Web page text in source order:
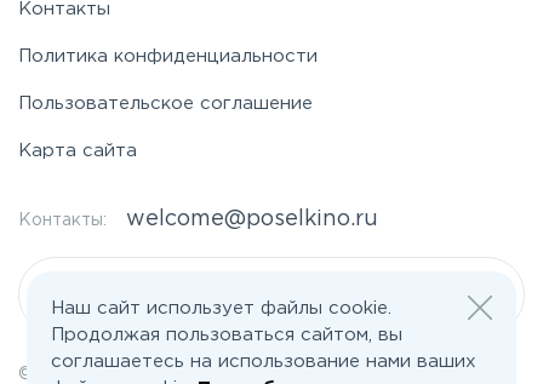
Контакты
Политика конфиденциальности
Пользовательское соглашение
Карта сайта
Контакты: welcome@poselkino.ru
© 2026 Все права защищены | poselkino.ru
Наш сайт использует файлы cookie.
Продолжая пользоваться сайтом, вы
соглашаетесь на использование нами ваших